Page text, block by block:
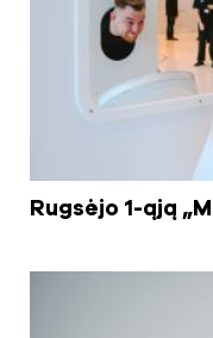
Rugsėjo 1-ąją